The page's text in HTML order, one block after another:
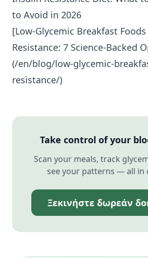
to Avoid in 2026
[Low-Glycemic Breakfast
Resistance: 7 Science-Backed
(/en/blog/low-glycemic-
resistance/)
Take control of your
Scan your meals, track
see your patterns — all in
Ξεκινήστε δωρεάν